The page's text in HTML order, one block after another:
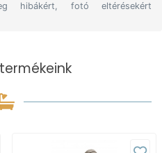
hibákért, fotó eltérésekért